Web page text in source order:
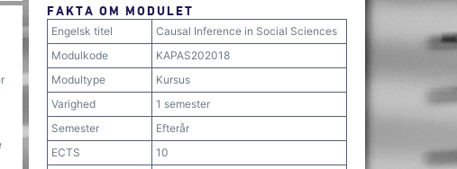
FAKTA OM MODULET
Engelsk titel
Causal Inference in Social Sciences
Modulkode
KAPAS202018
Modultype
Kursus
Varighed
1 semester
Semester
Efterår
ECTS
10